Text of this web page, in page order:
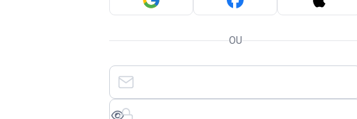
OU